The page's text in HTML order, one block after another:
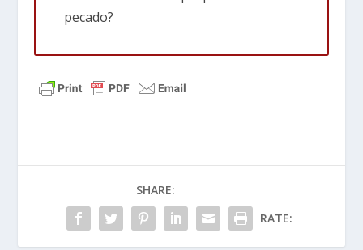
pastor humilde. Esta temporada de aislamiento
tarea mucho mayor.
Moisés tenía ochenta años cuando Dios
finalmente lo llamó a su misión principal.
Mientras cuidaba ovejas cerca del monte Sinaí,
vio una zarza que ardía sin consumirse. Desde
pecado?
SHARE:
RATE: